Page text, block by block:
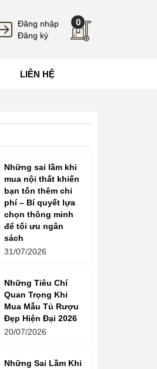
Đăng nhập
Đăng ký
0
LIÊN HỆ
Những sai lầm khi
mua nội thất khiến
bạn tốn thêm chi
phí – Bí quyết lựa
chọn thông minh
để tối ưu ngân
sách
31/07/2026
Những Tiêu Chí
Quan Trọng Khi
Mua Mẫu Tủ Rượu
Đẹp Hiện Đại 2026
20/07/2026
Những Sai Lầm Khi